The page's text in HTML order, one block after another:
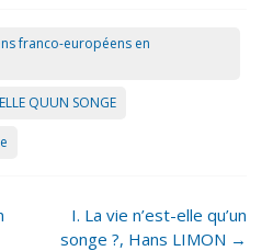
franco-européens en
QUUN SONGE
I. La vie n’est-elle qu’un
songe ?, Hans LIMON →